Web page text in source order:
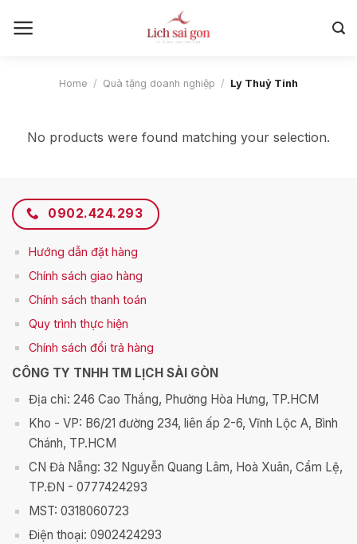
Home / Quà tặng doanh nghiệp / Ly Thuỷ Tinh
No products were found matching your selection.
0902.424.293
Hướng dẫn đặt hàng
Chính sách giao hàng
Chính sách thanh toán
Quy trình thực hiện
Chính sách đổi trả hàng
CÔNG TY TNHH TM LỊCH SÀI GÒN
Địa chỉ: 246 Cao Thắng, Phường Hòa Hưng, TP.HCM
Kho - VP: B6/21 đường 234, liên ấp 2-6, Vĩnh Lộc A, Bình
Chánh, TP.HCM
CN Đà Nẵng: 32 Nguyễn Quang Lâm, Hoà Xuân, Cẩm Lệ,
TP.ĐN - 0777424293
MST: 0318060723
Điện thoại: 0902424293